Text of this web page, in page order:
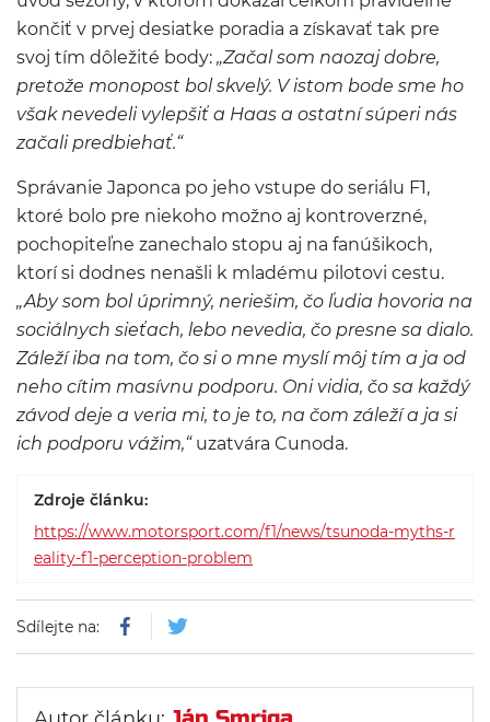
končiť v prvej desiatke poradia a získavať tak pre
svoj tím dôležité body: „Začal som naozaj dobre,
pretože monopost bol skvelý. V istom bode sme ho
však nevedeli vylepšiť a Haas a ostatní súperi nás
začali predbiehať.“
Správanie Japonca po jeho vstupe do seriálu F1,
ktoré bolo pre niekoho možno aj kontroverzné,
pochopiteľne zanechalo stopu aj na fanúšikoch,
ktorí si dodnes nenašli k mladému pilotovi cestu.
„Aby som bol úprimný, neriešim, čo ľudia hovoria na
sociálnych sieťach, lebo nevedia, čo presne sa dialo.
Záleží iba na tom, čo si o mne myslí môj tím a ja od
neho cítim masívnu podporu. Oni vidia, čo sa každý
závod deje a veria mi, to je to, na čom záleží a ja si
ich podporu vážim,“uzatvára Cunoda.
Zdroje článku:
https://www.motorsport.com/f1/news/tsunoda-myths-r
eality-f1-perception-problem
Sdílejte na: